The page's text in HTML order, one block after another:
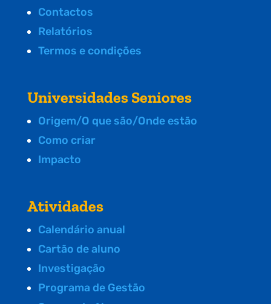
Contactos
Relatórios
Termos e condições
Universidades Seniores
Origem/O que são/Onde estão
Como criar
Impacto
Atividades
Calendário anual
Cartão de aluno
Investigação
Programa de Gestão